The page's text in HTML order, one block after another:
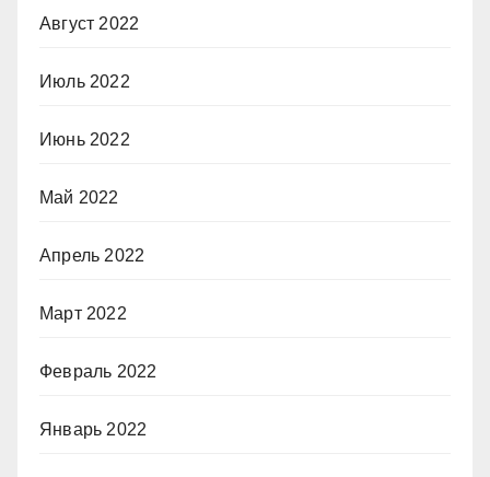
Август 2022
Июль 2022
Июнь 2022
Май 2022
Апрель 2022
Март 2022
Февраль 2022
Январь 2022